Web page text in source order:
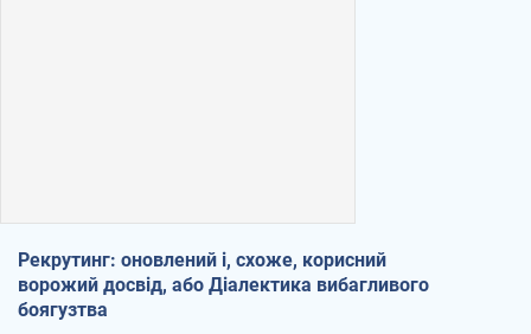
Рекрутинг: оновлений і, схоже, корисний
ворожий досвід, або Діалектика вибагливого
боягузтва